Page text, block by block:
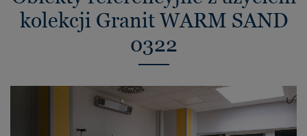
kolekcji Granit WARM SAND
0322